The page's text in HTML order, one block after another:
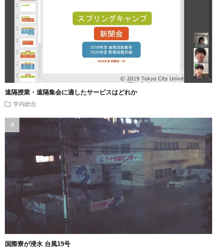
遠隔授業・遠隔集会に適したサービスはどれか
学内総合
国際寮が浸水 台風19号